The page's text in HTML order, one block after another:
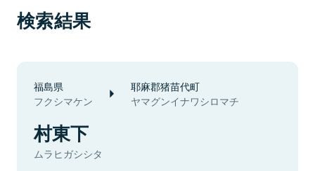
検索結果
福島県
フクシマケン
耶麻郡猪苗代町
ヤマグンイナワシロマチ
村東下
ムラヒガシシタ